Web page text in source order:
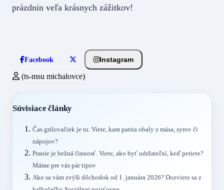
prázdnin veľa krásnych zážitkov!
Facebook Instagram
(ts-msu michalovce)
Súvisiace články
Čas grilovačiek je tu. Viete, kam patria obaly z mäsa, syrov či
nápojov?
Pranie je bežná činnosť. Viete, ako byť udržateľní, keď periete?
Máme pre vás pár tipov
Ako sa vám zvýši dôchodok od 1. januára 2026? Dozviete sa z